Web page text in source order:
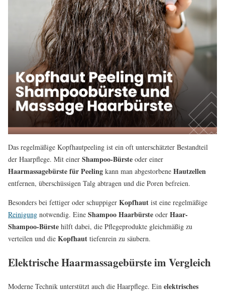
Das regelmäßige Kopfhautpeeling ist ein oft unterschätzter Bestandteil
der Haarpflege. Mit einer Shampoo-Bürste oder einer
Haarmassagebürste für Peeling kann man abgestorbene Hautzellen
entfernen, überschüssigen Talg abtragen und die Poren befreien.
Besonders bei fettiger oder schuppiger Kopfhaut ist eine regelmäßige
Reinigung notwendig. Eine Shampoo Haarbürste oder Haar-
Shampoo-Bürste hilft dabei, die Pflegeprodukte gleichmäßig zu
verteilen und die Kopfhaut tiefenrein zu säubern.
Elektrische Haarmassagebürste im Vergleich
Moderne Technik unterstützt auch die Haarpflege. Ein elektrisches